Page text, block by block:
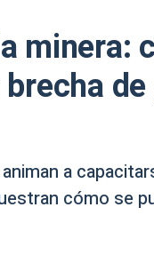
minera:
a
cómo se